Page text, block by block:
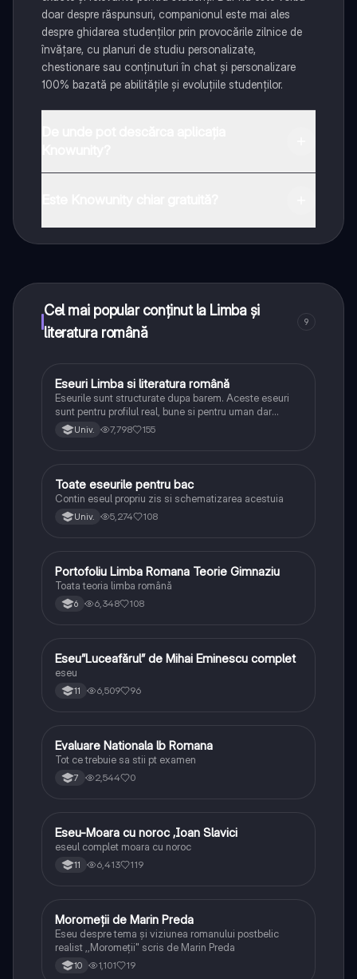
doar despre răspunsuri, companionul este mai ales
despre ghidarea studenților prin provocările zilnice de
învățare, cu planuri de studiu personalizate,
chestionare sau conținuturi în chat și personalizare
100% bazată pe abilitățile și evoluțiile studenților.
Cel mai popular conținut la Limba și
literatura română
9
Limba și literatura română
Eseuri Limba si literatura română
Eseurile sunt structurate dupa barem. Aceste eseuri
sunt pentru profilul real, bune si pentru uman dar
lipsesc relatiile dintre personaje si caracrerizarile.
Univ. 7,798 155
Limba și literatura română
Toate eseurile pentru bac
Contin eseul propriu zis si schematizarea acestuia
Univ. 5,274 108
Limba și literatura română
Portofoliu Limba Romana Teorie Gimnaziu
Toata teoria limba română
6 6,348 108
Limba și literatura română
Eseu”Luceafărul” de Mihai Eminescu complet
eseu
11 6,509 96
Limba și literatura română
Evaluare Nationala lb Romana
Tot ce trebuie sa stii pt examen
7 2,544 0
Limba și literatura română
Eseu-Moara cu noroc ,Ioan Slavici
eseul complet moara cu noroc
11 6,413 119
Limba și literatura română
Moromeții de Marin Preda
Eseu despre tema și viziunea romanului postbelic
realist ,,Moromeții" scris de Marin Preda
10 1,101 19